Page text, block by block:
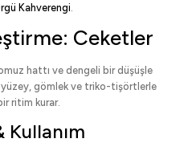
Kahverengi.
Ceketler
hattı ve dengeli bir düşüşle
gömlek ve triko-tişörtlerle
ritim kurar.
Kullanım